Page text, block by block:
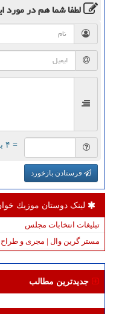
لطفا شما همدر مورد
= ۴ بعلاوه ۳
فرستادن بازخورد
لینک دوستان موزیك
تبلیغات انتخابات مجلس
مستر گرین وال | مجری و طراح
جدیدترین مطالب